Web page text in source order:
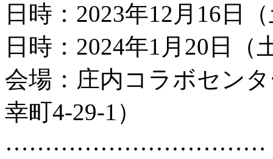
日時：2023年12月16日
日時：2024年1月20日（
会場：庄内コラボセン
幸町4-29-1）
……………………………